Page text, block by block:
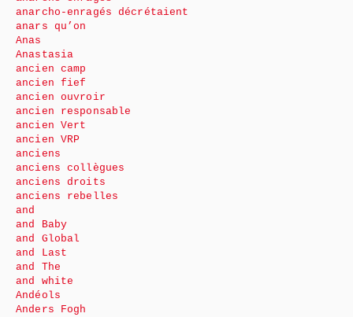
anarcho-enragés décrétaient
anars qu’on
Anas
Anastasia
ancien camp
ancien fief
ancien ouvroir
ancien responsable
ancien Vert
ancien VRP
anciens
anciens collègues
anciens droits
anciens rebelles
and
and Baby
and Global
and Last
and The
and white
Andéols
Anders Fogh